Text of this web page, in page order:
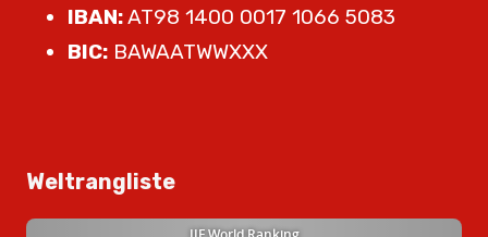
IBAN:AT98 1400 0017 1066 5083
BIC: BAWAATWWXXX
Weltrangliste